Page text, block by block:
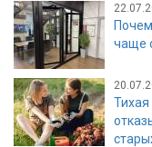
чаще